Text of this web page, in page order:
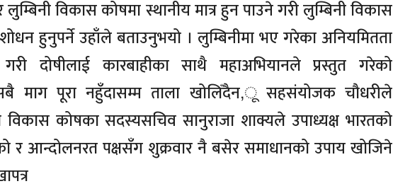
लुम्बिनी विकास कोषमा स्थानीय मात्र हुन पाउने गरी लुम्बिनी विकास
हुनुपर्ने उहाँले बताउनुभयो । लुम्बिनीमा भए गरेका अनियमितता
दोषीलाई कारबाहीका साथै महाअभियानले प्रस्तुत गरेको
सबै माग पूरा नहुँदासम्म ताला खोलिँदैन,ू सहसंयोजक चौधरीले
विकास कोषका सदस्यसचिव सानुराजा शाक्यले उपाध्यक्ष भारतको
र आन्दोलनरत पक्षसँग शुक्रवार नै बसेर समाधानको उपाय खोजिने